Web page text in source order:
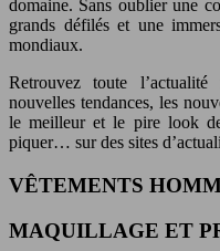
domaine. Sans oublier une
grands défilés et une
mondiaux.
Retrouvez toute
nouvelles tendances, les
le meilleur et le pire look
piquer… sur des sites
VÊTEMENTS
MAQUILLAGE ET